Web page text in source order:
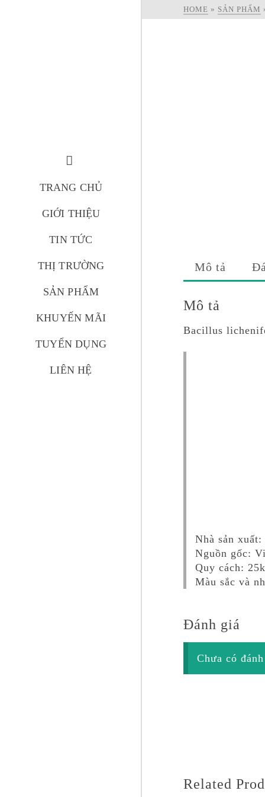
TRANG CHỦ
GIỚI THIỆU
TIN TỨC
THỊ TRƯỜNG
SẢN PHẨM
KHUYẾN MÃI
TUYỂN DỤNG
LIÊN HỆ
HOME » SẢN PHẨM
Mô tả
Mô tả
Bacillus
Nhà sản
Nguồn gốc:
Quy cách:
Màu sắc và
Đánh giá
Chưa có
Related